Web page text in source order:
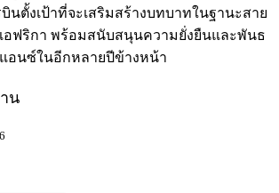
ตั้งเป้าที่จะเสริมสร้างบทบาทในฐานะสาย
ฟริกา พร้อมสนับสนุนความยั่งยืนและพันธ
อนซ์ในอีกหลายปีข้างหน้า
น